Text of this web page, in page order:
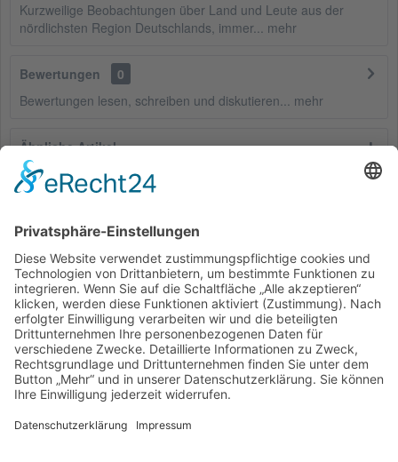
Kurzweilige Beobachtungen über Land und Leute aus der
nördlichsten Region Deutschlands, immer... mehr
Bewertungen
0
Bewertungen lesen, schreiben und diskutieren... mehr
Ähnliche Artikel
Kunden haben sich ebenfalls angesehen
Service Hotline
Shop Service
Informationen
* Alle Preise inkl. gesetzl. Mehrwertsteuer zzgl.Versandkostenund ggf.
Nachnahmegebühren, wenn nicht anders beschrieben
Bestellung Downloads